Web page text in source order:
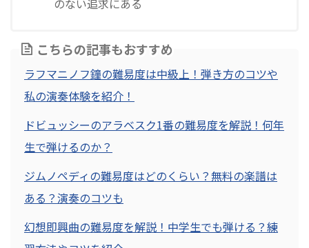
のない追求にある
こちらの記事もおすすめ
ラフマニノフ鐘の難易度は中級上！弾き方のコツや
私の演奏体験を紹介！
ドビュッシーのアラベスク1番の難易度を解説！何年
生で弾けるのか？
ジムノペディの難易度はどのくらい？無料の楽譜は
ある？演奏のコツも
幻想即興曲の難易度を解説！中学生でも弾ける？練